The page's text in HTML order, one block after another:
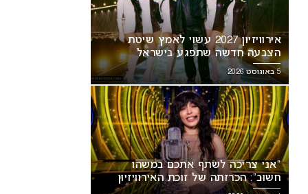
אירוויזיון 2027: ההתלבטות על
עלולה להשפיע על
אירוויזיון 2027 עשוי לאמץ שיטת
הצבעה חדשה שתפגע בישראל
5 באוגוסט 2026
“אני צריכה לשתף אתכם במשהו
חשוב”: הכרזתה של זוכת האירוויזיון
מסעירה את הרשת